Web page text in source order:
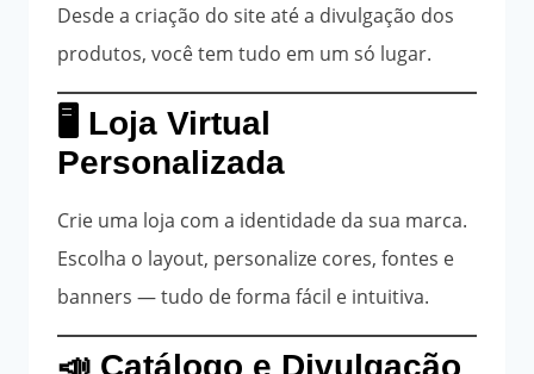
Desde a criação do site até a divulgação dos
produtos, você tem tudo em um só lugar.
🖥️ Loja Virtual
Personalizada
Crie uma loja com a identidade da sua marca.
Escolha o layout, personalize cores, fontes e
banners — tudo de forma fácil e intuitiva.
📣 Catálogo e Divulgação